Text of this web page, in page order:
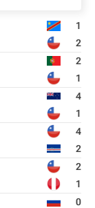
1
2
2
1
4
1
4
2
2
1
0